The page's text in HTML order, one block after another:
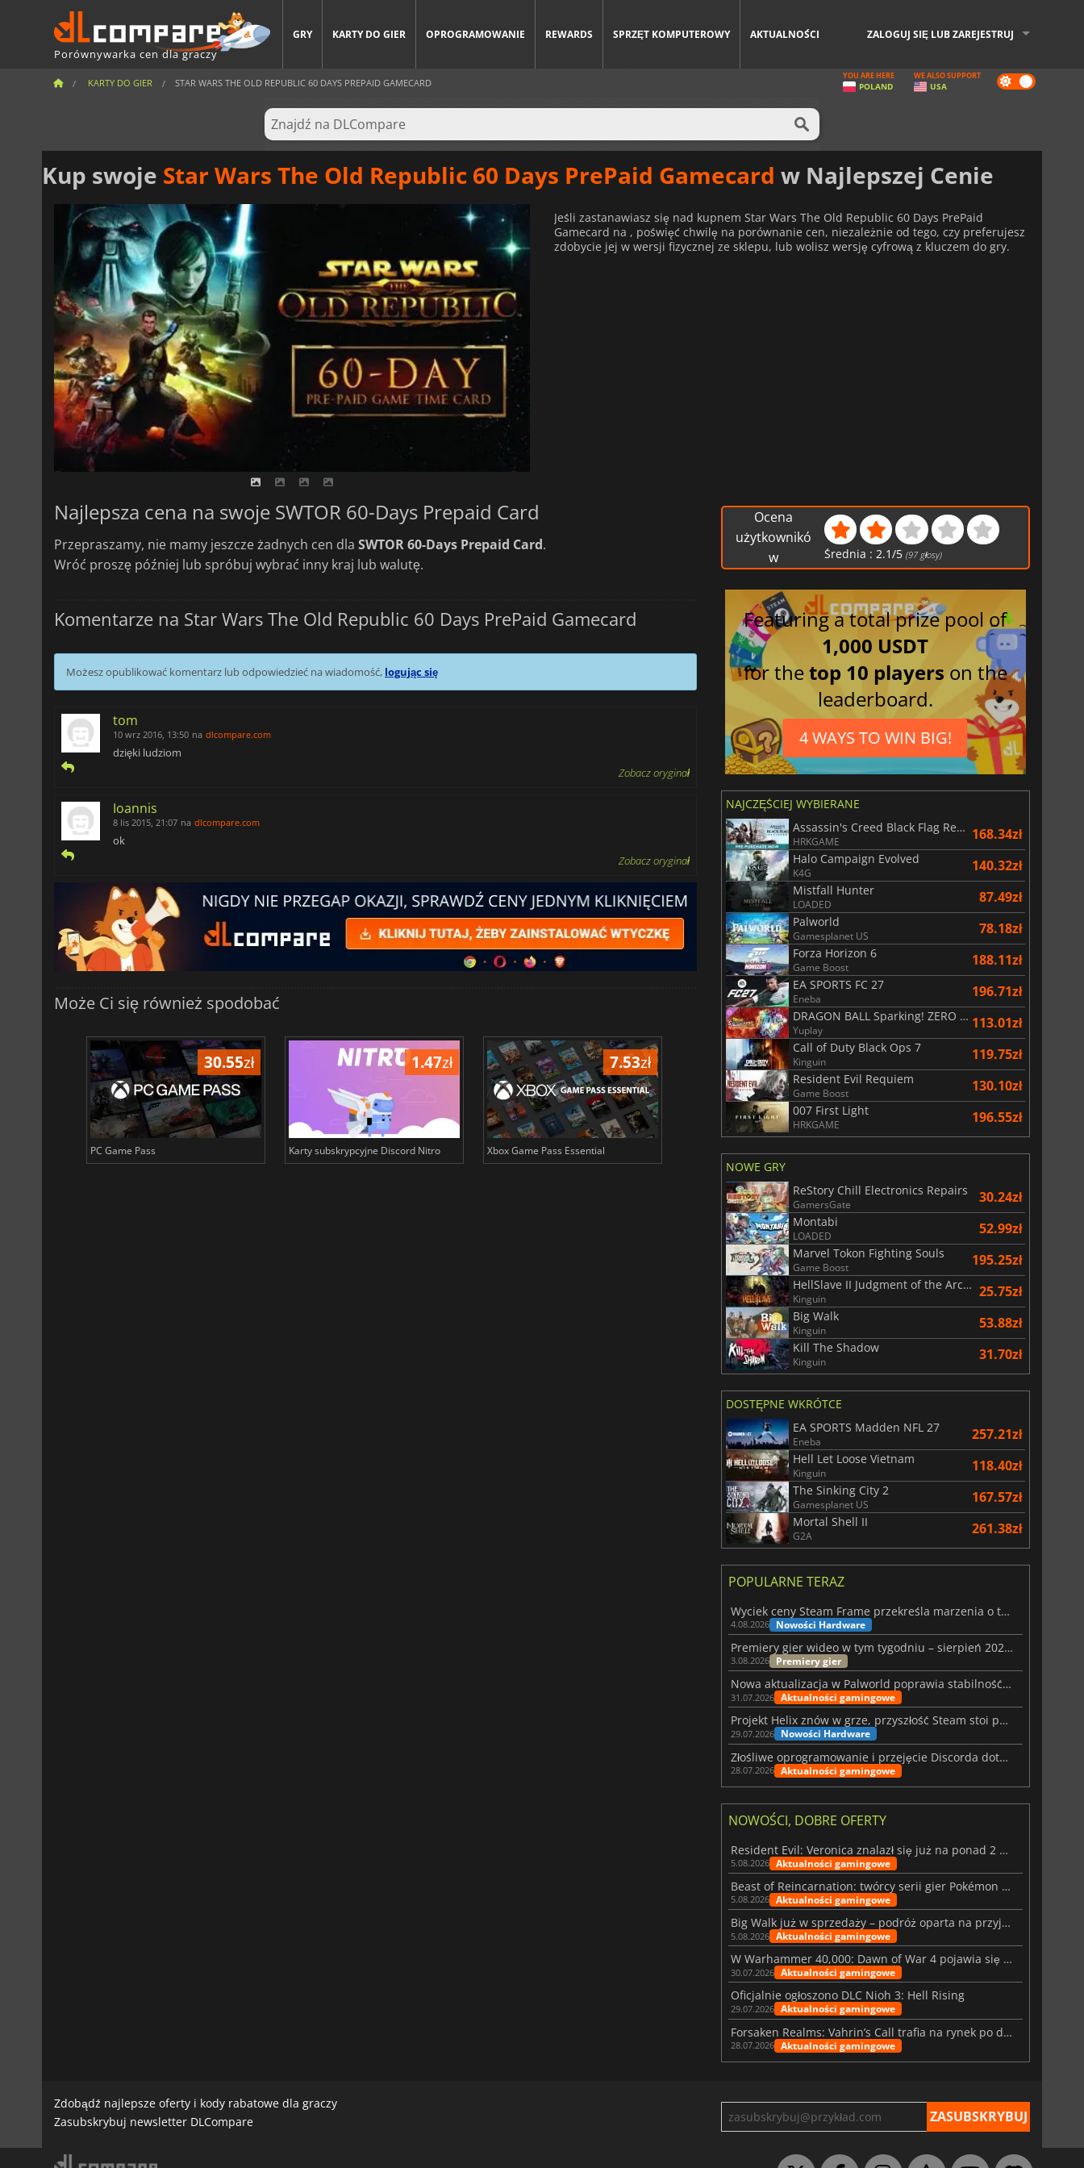
Porównywarka cen dla graczy
GRY KARTY DO GIER OPROGRAMOWANIE REWARDS SPRZĘT KOMPUTEROWY AKTUALNOŚCI ZALOGUJ SIĘ LUB ZAREJESTRUJ
KARTY DO GIER STAR WARS THE OLD REPUBLIC 60 DAYS PREPAID GAMECARD Dark
mode
YOU ARE HERE
POLAND
WE ALSO SUPPORT
USA
Kup swoje Star Wars The Old Republic 60 Days PrePaid Gamecard w Najlepszej Cenie
Jeśli zastanawiasz się nad kupnem Star Wars The Old Republic 60 Days PrePaid
Gamecard na , poświęć chwilę na porównanie cen, niezależnie od tego, czy preferujesz
zdobycie jej w wersji fizycznej ze sklepu, lub wolisz wersję cyfrową z kluczem do gry.
Najlepsza cena na swoje SWTOR 60-Days Prepaid Card
Przepraszamy, nie mamy jeszcze żadnych cen dla SWTOR 60-Days Prepaid Card.
Wróć proszę później lub spróbuj wybrać inny kraj lub walutę.
Komentarze na Star Wars The Old Republic 60 Days PrePaid Gamecard
Możesz opublikować komentarz lub odpowiedzieć na wiadomość, logując się
tom
10 wrz 2016, 13:50 na dlcompare.com
dzięki ludziom
Zobacz oryginał
Ioannis
8 lis 2015, 21:07 na dlcompare.com
ok
Zobacz oryginał
Może Ci się również spodobać
30.55zł
PC Game Pass
1.47zł
Karty subskrypcyjne Discord Nitro
7.53zł
Xbox Game Pass Essential
17.50
Karty subskrypcyjne EA Play
7.48
Xbox Game Pass Premium
Ocena
użytkownikó
w
Średnia :2.1/5 (97 głosy)
Featuring a total prize pool of
1,000 USDT
for thetop 10 players on the
leaderboard.
4 WAYS TO WIN BIG!
NAJCZĘŚCIEJ WYBIERANE
Assassin's Creed Black Flag Resynced
HRKGAME 168.34zł
Halo Campaign Evolved
K4G 140.32zł
Mistfall Hunter
LOADED 87.49zł
Palworld
Gamesplanet US 78.18zł
Forza Horizon 6
Game Boost 188.11zł
EA SPORTS FC 27
Eneba 196.71zł
DRAGON BALL Sparking! ZERO Super Limit Breaking NEO
Yuplay 113.01zł
Call of Duty Black Ops 7
Kinguin 119.75zł
Resident Evil Requiem
Game Boost 130.10zł
007 First Light
HRKGAME 196.55zł
NOWE GRY
ReStory Chill Electronics Repairs
GamersGate 30.24zł
Montabi
LOADED 52.99zł
Marvel Tokon Fighting Souls
Game Boost 195.25zł
HellSlave II Judgment of the Archon
Kinguin 25.75zł
Big Walk
Kinguin 53.88zł
Kill The Shadow
Kinguin 31.70zł
DOSTĘPNE WKRÓTCE
EA SPORTS Madden NFL 27
Eneba 257.21zł
Hell Let Loose Vietnam
Kinguin 118.40zł
The Sinking City 2
Gamesplanet US 167.57zł
Mortal Shell II
G2A 261.38zł
POPULARNE TERAZ
Wyciek ceny Steam Frame przekreśla marzenia o tanim zestawie VR
4.08.2026 Nowości Hardware
Premiery gier wideo w tym tygodniu – sierpień 2026 r. (32. tydzień)
3.08.2026 Premiery gier
Nowa aktualizacja w Palworld poprawia stabilność Sunreach i walk z bossami
31.07.2026 Aktualności gamingowe
Projekt Helix znów w grze, przyszłość Steam stoi pod znakiem zapytania
29.07.2026 Nowości Hardware
Złośliwe oprogramowanie i przejęcie Discorda dotknęły Meccha Chameleon
28.07.2026 Aktualności gamingowe
NOWOŚCI, DOBRE OFERTY
Resident Evil: Veronica znalazł się już na ponad 2 milionach list życzeń
5.08.2026 Aktualności gamingowe
Beast of Reincarnation: twórcy serii gier Pokémon wkraczają na nową ścieżkę
5.08.2026 Aktualności gamingowe
Big Walk już w sprzedaży – podróż oparta na przyjaźni
5.08.2026 Aktualności gamingowe
W Warhammer 40,000: Dawn of War 4 pojawia się frakcja Nekronów
30.07.2026 Aktualności gamingowe
Oficjalnie ogłoszono DLC Nioh 3: Hell Rising
29.07.2026 Aktualności gamingowe
Forsaken Realms: Vahrin’s Call trafia na rynek po dziesięciu latach prac
28.07.2026 Aktualności gamingowe
Zdobądź najlepsze oferty i kody rabatowe dla graczy
Zasubskrybuj newsletter DLCompare